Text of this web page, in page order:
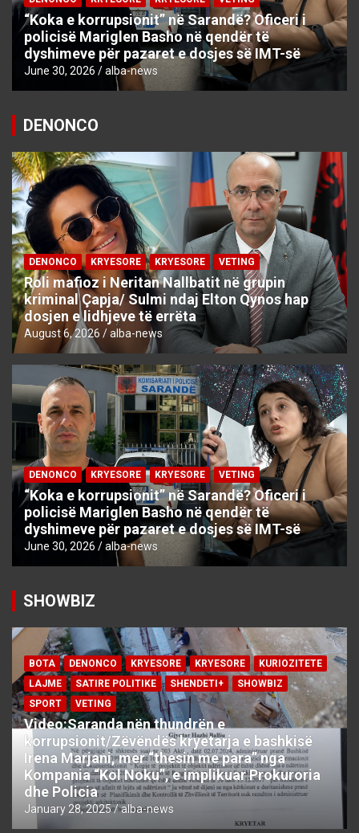
“Koka e korrupsionit” në Sarandë? Oficeri i
policisë Mariglen Basho në qendër të
dyshimeve për pazaret e dosjes së IMT-së
June 30, 2026 alba-news
DENONCO
DENONCO KRYESORE KRYESORE VETING
Roli mafioz i Neritan Nallbatit në grupin
kriminal Çapja/ Sulmi ndaj Elton Qynos hap
dosjen e lidhjeve të errëta
August 6, 2026 alba-news
DENONCO KRYESORE KRYESORE VETING
“Koka e korrupsionit” në Sarandë? Oficeri i
policisë Mariglen Basho në qendër të
dyshimeve për pazaret e dosjes së IMT-së
June 30, 2026 alba-news
SHOWBIZ
BOTA DENONCO KRYESORE KRYESORE
KURIOZITETE
LAJME
SATIRE POLITIKE SHENDETI+
SHOWBIZ
SPORT
VETING
Video:Saranda nën thundrën e
korrupsionit/Zëvëndës kryetarja e bashkisë
Irena Marjani, mer “thesin me para” nga
Kompania “Kol Noku”, e implikuar Prokuroria
dhe Policia
January 28, 2025 alba-news